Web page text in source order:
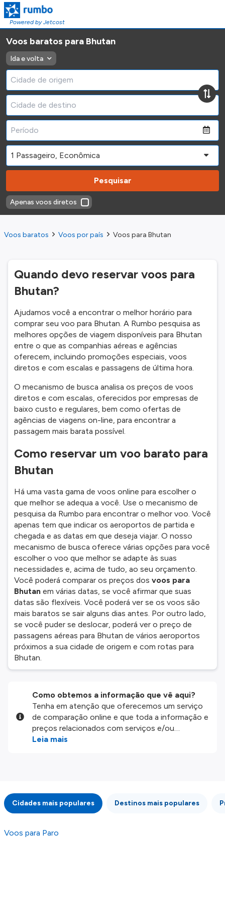
Powered by Jetcost
Voos baratos para Bhutan
Ida e volta
Pesquisar
Apenas voos diretos
Voos baratos Voos por país Voos para Bhutan
Quando devo reservar voos para
Bhutan?
Ajudamos você a encontrar o melhor horário para
comprar seu voo para Bhutan. A Rumbo pesquisa as
melhores opções de viagem disponíveis para Bhutan
entre o que as companhias aéreas e agências
oferecem, incluindo promoções especiais, voos
diretos e com escalas e passagens de última hora.
O mecanismo de busca analisa os preços de voos
diretos e com escalas, oferecidos por empresas de
baixo custo e regulares, bem como ofertas de
agências de viagens on-line, para encontrar a
passagem mais barata possível.
Como reservar um voo barato para
Bhutan
Há uma vasta gama de voos online para escolher o
que melhor se adequa a você. Use o mecanismo de
pesquisa da Rumbo para encontrar o melhor voo. Você
apenas tem que indicar os aeroportos de partida e
chegada e as datas em que deseja viajar. O nosso
mecanismo de busca oferece várias opções para você
escolher o voo que melhor se adapte às suas
necessidades e, acima de tudo, ao seu orçamento.
Você poderá comparar os preços dos voos para
Bhutan em várias datas, se você afirmar que suas
datas são flexíveis. Você poderá ver se os voos são
mais baratos se sair alguns dias antes. Por outro lado,
se você puder se deslocar, poderá ver o preço de
passagens aéreas para Bhutan de vários aeroportos
próximos a sua cidade de origem e com rotas para
Bhutan.
Como obtemos a informação que vê aqui?
Tenha em atenção que oferecemos um serviço
de comparação online e que toda a informação e
preços relacionados com serviços e/ou
produtos disponíveis no nosso website são
integridade ou pela precisão da informação
publicada, por isso verifique com atenção todas
as condições no website do parceiro antes de
fazer uma reserva. Para mais detalhes verifique
os nossos
Leia mais
Cidades mais populares Destinos mais populares
Voos para Paro